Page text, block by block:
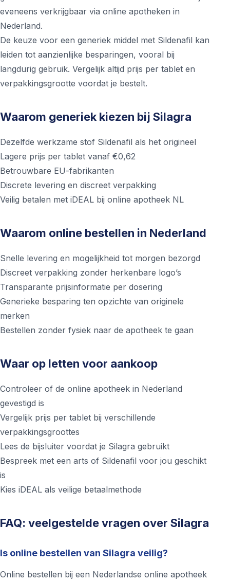
eveneens verkrijgbaar via online apotheken in
Nederland.
De keuze voor een generiek middel met Sildenafil kan
leiden tot aanzienlijke besparingen, vooral bij
langdurig gebruik. Vergelijk altijd prijs per tablet en
verpakkingsgrootte voordat je bestelt.
Waarom generiek kiezen bij Silagra
Dezelfde werkzame stof Sildenafil als het origineel
Lagere prijs per tablet vanaf €0,62
Betrouwbare EU-fabrikanten
Discrete levering en discreet verpakking
Veilig betalen met iDEAL bij online apotheek NL
Waarom online bestellen in Nederland
Snelle levering en mogelijkheid tot morgen bezorgd
Discreet verpakking zonder herkenbare logo’s
Transparante prijsinformatie per dosering
Generieke besparing ten opzichte van originele
merken
Bestellen zonder fysiek naar de apotheek te gaan
Waar op letten voor aankoop
Controleer of de online apotheek in Nederland
gevestigd is
Vergelijk prijs per tablet bij verschillende
verpakkingsgroottes
Lees de bijsluiter voordat je Silagra gebruikt
Bespreek met een arts of Sildenafil voor jou geschikt
is
Kies iDEAL als veilige betaalmethode
FAQ: veelgestelde vragen over Silagra
Is online bestellen van Silagra veilig?
Online bestellen bij een Nederlandse online apotheek